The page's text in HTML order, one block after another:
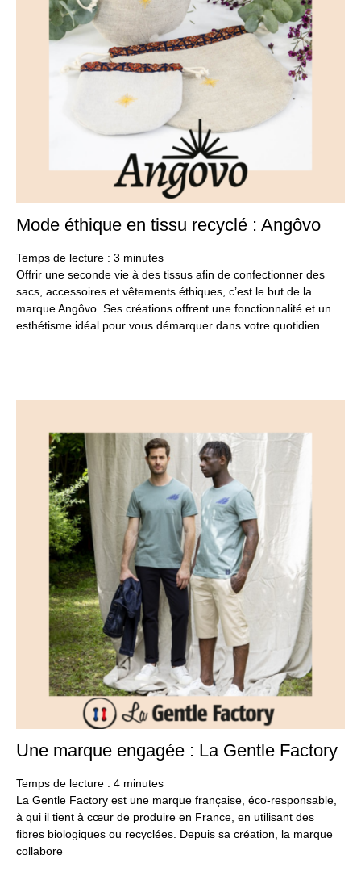
Mode éthique en tissu recyclé : Angôvo
Temps de lecture : 3 minutes
Offrir une seconde vie à des tissus afin de confectionner des
sacs, accessoires et vêtements éthiques, c’est le but de la
marque Angôvo. Ses créations offrent une fonctionnalité et un
esthétisme idéal pour vous démarquer dans votre quotidien.
Une marque engagée : La Gentle Factory
Temps de lecture : 4 minutes
La Gentle Factory est une marque française, éco-responsable,
à qui il tient à cœur de produire en France, en utilisant des
fibres biologiques ou recyclées. Depuis sa création, la marque
collabore